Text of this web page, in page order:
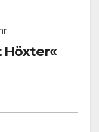
Höxter«